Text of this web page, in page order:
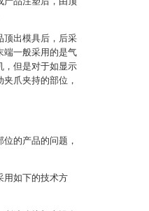
顶出模具后，后采
端一般采用的是气
，但是对于如显示
爪夹持的部位，
的产品的问题，
用如下的技术方